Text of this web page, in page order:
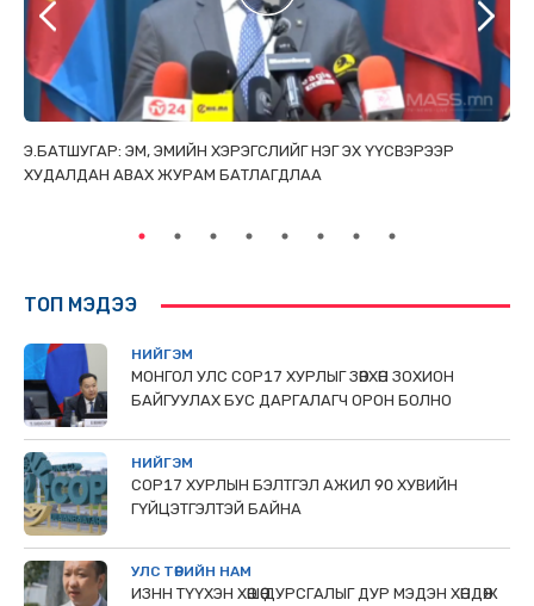
Э.БАТШУГАР: ЭМ, ЭМИЙН ХЭРЭГСЛИЙГ НЭГ ЭХ ҮҮСВЭРЭЭР
ХУДАЛДАН АВАХ ЖУРАМ БАТЛАГДЛАА
ТОП МЭДЭЭ
НИЙГЭМ
МОНГОЛ УЛС СОР17 ХУРЛЫГ ЗӨВХӨН ЗОХИОН
БАЙГУУЛАХ БУС ДАРГАЛАГЧ ОРОН БОЛНО
НИЙГЭМ
COP17 ХУРЛЫН БЭЛТГЭЛ АЖИЛ 90 ХУВИЙН
ГҮЙЦЭТГЭЛТЭЙ БАЙНА
УЛС ТӨРИЙН НАМ
ИЗНН ТҮҮХЭН ХӨШӨӨ ДУРСГАЛЫГ ДУР МЭДЭН ХӨНДӨЖ